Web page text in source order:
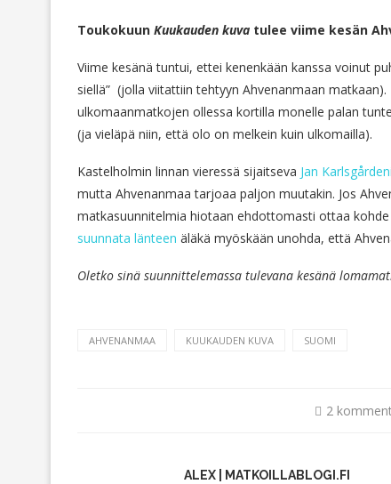
Toukokuun Kuukauden kuva tulee viime kesän
Viime kesänä tuntui, ettei kenenkään kanssa voinut
siellä” (jolla viitattiin tehtyyn Ahvenanmaan
ulkomaanmatkojen ollessa kortilla monelle palan
(ja vieläpä niin, että olo on melkein kuin ulkomailla).
Kastelholmin linnan vieressä sijaitseva Jan
mutta Ahvenanmaa tarjoaa paljon muutakin. Jos
matkasuunnitelmia hiotaan ehdottomasti ottaa
suunnata länteen äläkä myöskään unohda, että
Oletko sinä suunnittelemassa tulevana kesänä
AHVENANMAA KUUKAUDEN KUVA SUOMI
2
ALEX | MATKOILLABLOGI.FI